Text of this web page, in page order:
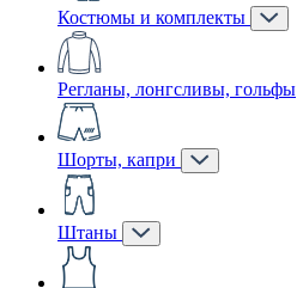
Костюмы и комплекты
Регланы, лонгсливы, гольфы
Шорты, капри
Штаны